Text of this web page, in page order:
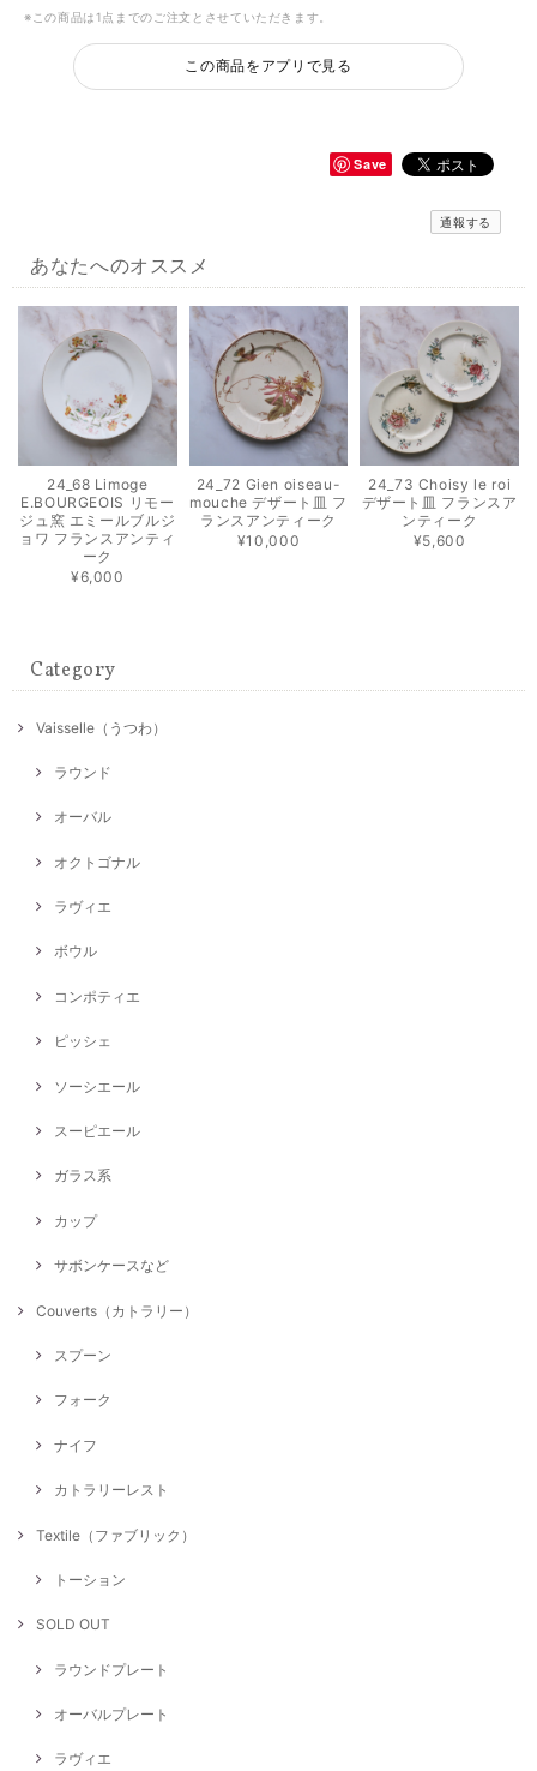
※この商品は1点までのご注文とさせていただきます。
この商品をアプリで見る
Save
通報する
あなたへのオススメ
24_68 Limoge
E.BOURGEOIS リモー
ジュ窯 エミールブルジ
ョワ フランスアンティ
ーク
¥6,000
24_72 Gien oiseau-
mouche デザート皿 フ
ランスアンティーク
¥10,000
24_73 Choisy le roi
デザート皿 フランスア
ンティーク
¥5,600
Category
Vaisselle（うつわ）
ラウンド
オーバル
オクトゴナル
ラヴィエ
ボウル
コンポティエ
ピッシェ
ソーシエール
スーピエール
ガラス系
カップ
サボンケースなど
Couverts（カトラリー）
スプーン
フォーク
ナイフ
カトラリーレスト
Textile（ファブリック）
トーション
SOLD OUT
ラウンドプレート
オーバルプレート
ラヴィエ